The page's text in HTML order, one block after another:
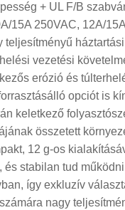
+ UL F/B
15A 250VAC, 12A/
teljesítményű
vezetési
erózió és
opciót is
keletkező
összetett
12 g-os
és stabilan tud
így exkluzív
nagy